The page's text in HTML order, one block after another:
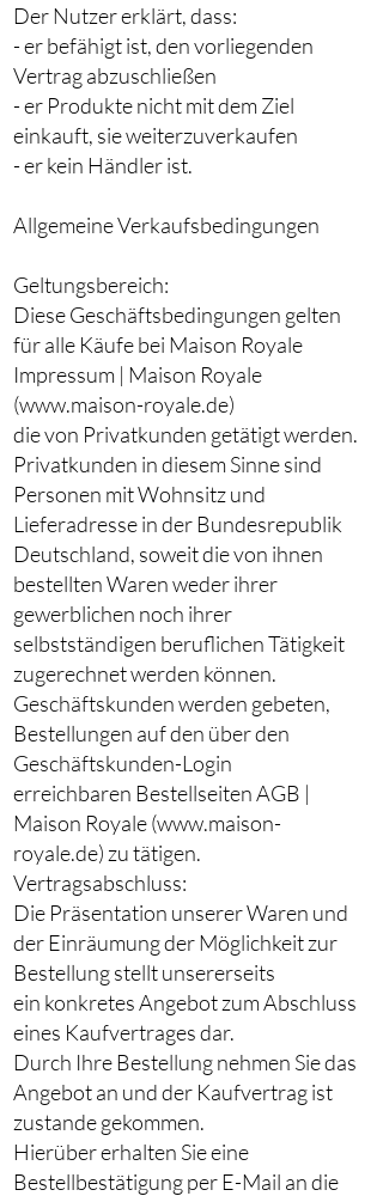
Der Nutzer erklärt, dass:
- er befähigt ist, den vorliegenden
Vertrag abzuschließen
- er Produkte nicht mit dem Ziel
einkauft, sie weiterzuverkaufen
- er kein Händler ist.
Allgemeine Verkaufsbedingungen
Geltungsbereich:
Diese Geschäftsbedingungen gelten
für alle Käufe bei Maison Royale
Impressum | Maison Royale
(www.maison-royale.de)
die von Privatkunden getätigt werden.
Privatkunden in diesem Sinne sind
Personen mit Wohnsitz und
Lieferadresse in der Bundesrepublik
Deutschland, soweit die von ihnen
bestellten Waren weder ihrer
gewerblichen noch ihrer
selbstständigen beruflichen Tätigkeit
zugerechnet werden können.
Geschäftskunden werden gebeten,
Bestellungen auf den über den
Geschäftskunden-Login
erreichbaren Bestellseiten AGB |
Maison Royale (www.maison-
royale.de) zu tätigen.
Vertragsabschluss:
Die Präsentation unserer Waren und
der Einräumung der Möglichkeit zur
Bestellung stellt unsererseits
ein konkretes Angebot zum Abschluss
eines Kaufvertrages dar.
Durch Ihre Bestellung nehmen Sie das
Angebot an und der Kaufvertrag ist
zustande gekommen.
Hierüber erhalten Sie eine
Bestellbestätigung per E-Mail an die